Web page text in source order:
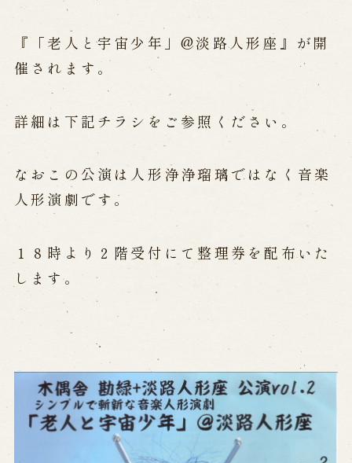
歴史
淡路島と国生み神話
淡路人形独自の演目
淡路人形の広がり
ご利用案内
営業日時・料金
お問い合わせ
お電話でお問い合わせ
予約
メールフォームから予約
『「老人と宇宙少年」@淡路人形座』が開
催されます。
詳細は下記チラシをご参照ください。
なおこの公演は人形浄浄瑠璃ではなく音楽
人形演劇です。
１８時より２階受付にて整理券を配布いた
します。